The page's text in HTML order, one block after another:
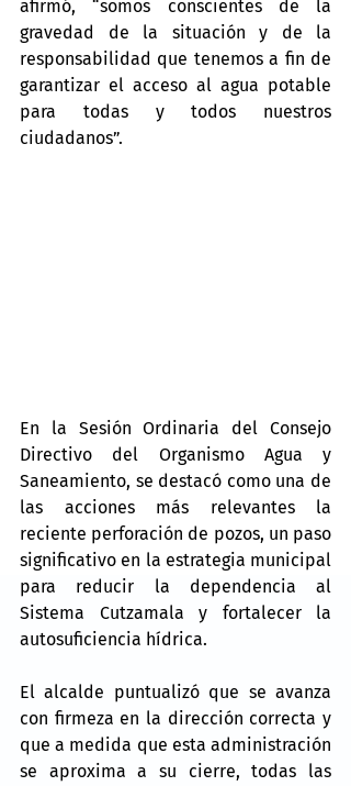
afirmó, “somos conscientes de la
gravedad de la situación y de la
responsabilidad que tenemos a fin de
garantizar el acceso al agua potable
para todas y todos nuestros
ciudadanos”.
En la Sesión Ordinaria del Consejo
Directivo del Organismo Agua y
Saneamiento, se destacó como una de
las acciones más relevantes la
reciente perforación de pozos, un paso
significativo en la estrategia municipal
para reducir la dependencia al
Sistema Cutzamala y fortalecer la
autosuficiencia hídrica.
El alcalde puntualizó que se avanza
con firmeza en la dirección correcta y
que a medida que esta administración
se aproxima a su cierre, todas las